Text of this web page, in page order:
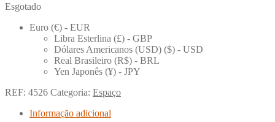
Esgotado
Euro (€) - EUR
Libra Esterlina (£) - GBP
Dólares Americanos (USD) ($) - USD
Real Brasileiro (R$) - BRL
Yen Japonês (¥) - JPY
REF: 4526 Categoria: Espaço
Informação adicional